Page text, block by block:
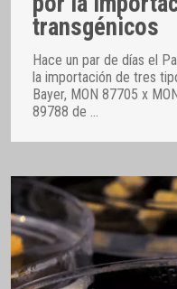
transgénicos
Hace un par de días el
la importación de tres
Bayer, MON 87705 x
89788 de …